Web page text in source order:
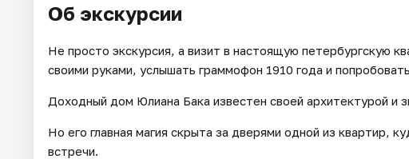
Об экскурсии
Не просто экскурсия, а визит в настоящую петербургскую
своими руками, услышать граммофон 1910 года и
Доходный дом Юлиана Бака известен своей архитектурой и
Но его главная магия скрыта за дверями одной из квартир,
встречи.